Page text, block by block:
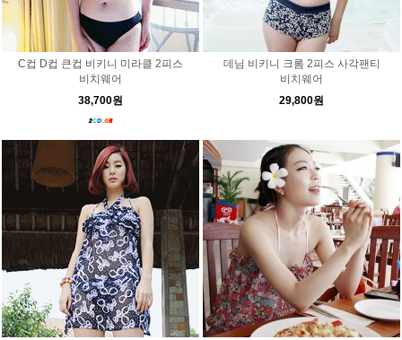
C컵 D컵 큰컵 비키니 미라클 2피스
비치웨어
38,700원
데님 비키니 크롬 2피스 사각팬티
비치웨어
29,800원